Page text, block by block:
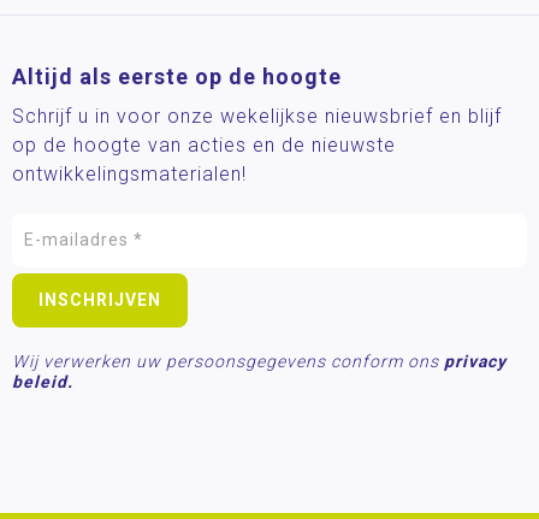
Altijd als eerste op de hoogte
Schrijf u in voor onze wekelijkse nieuwsbrief en blijf
op de hoogte van acties en de nieuwste
ontwikkelingsmaterialen!
Wij verwerken uw persoonsgegevens conform ons privacy
beleid.